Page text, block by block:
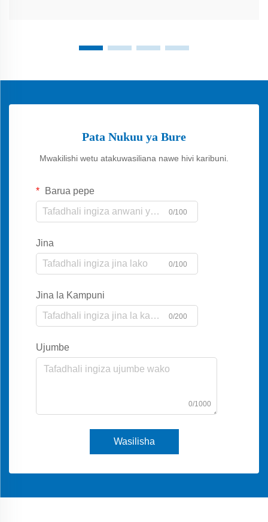
Pata Nukuu ya Bure
Mwakilishi wetu atakuwasiliana nawe hivi karibuni.
Barua pepe
0/100
Jina
0/100
Jina la Kampuni
0/200
Ujumbe
0/1000
Wasilisha